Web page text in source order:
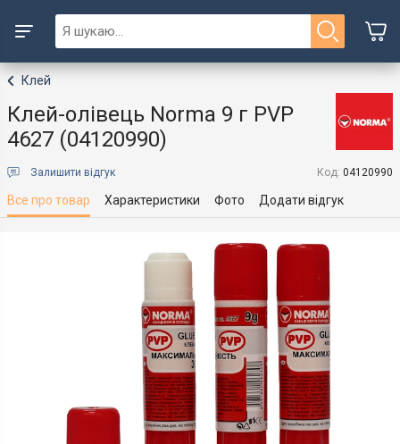
Клей
Клей-олівець Norma 9 г PVP
4627 (04120990)
Залишити відгук Код: 04120990
Все про товар Характеристики Фото Додати відгук